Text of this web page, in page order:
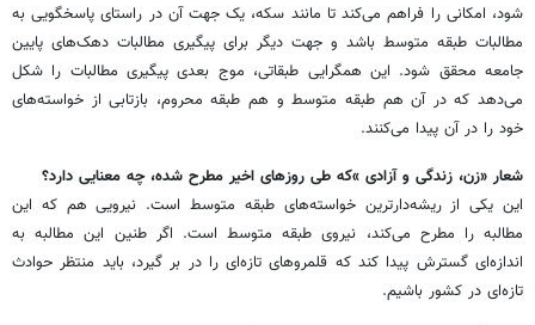
شود، امکانی را فراهم می‌کند تا مانند سکه، یک جهت آن در راستای پاسخگویی به
مطالبات طبقه متوسط باشد و جهت دیگر برای پیگیری مطالبات دهک‌های پایین
جامعه محقق شود. این همگرایی طبقاتی، موج بعدی پیگیری مطالبات را شکل
می‌دهد که در آن هم طبقه متوسط و هم طبقه محروم، بازتابی از خواسته‌های
خود را در آن پیدا می‌کنند.
شعار «زن، زندگی و آزادی »که طی روزهای اخیر مطرح شده، چه معنایی دارد؟
این یکی از ریشه‌دارترین خواسته‌های طبقه متوسط است. نیرویی هم که این
مطالبه را مطرح می‌کند، نیروی طبقه متوسط است. اگر طنین این مطالبه به
اندازه‌ای گسترش پیدا کند که قلمروهای تازه‌ای را در بر گیرد، باید منتظر حوادث
تازه‌ای در کشور باشیم.